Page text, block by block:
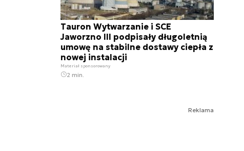
Tauron Wytwarzanie i SCE
Jaworzno III podpisały długoletnią
umowę na stabilne dostawy ciepła z
nowej instalacji
Materiał sponsorowany
2 min.
Reklama